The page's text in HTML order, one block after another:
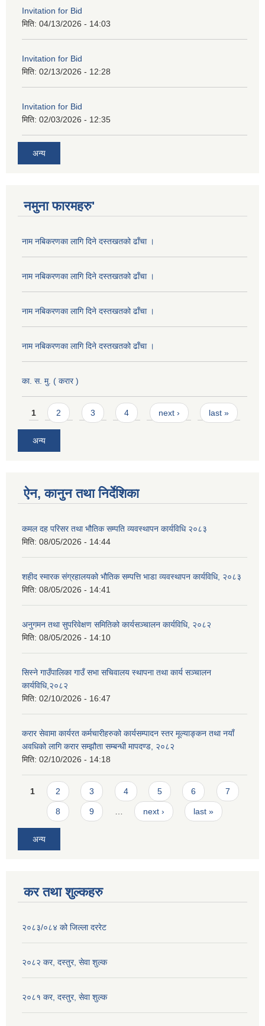
Invitation for Bid
मिति: 04/13/2026 - 14:03
Invitation for Bid
मिति: 02/13/2026 - 12:28
Invitation for Bid
मिति: 02/03/2026 - 12:35
अन्य
नमुना फारमहरु'
नाम नबिकरणका लागि दिने दस्तखतको ढाँचा ।
नाम नबिकरणका लागि दिने दस्तखतको ढाँचा ।
नाम नबिकरणका लागि दिने दस्तखतको ढाँचा ।
नाम नबिकरणका लागि दिने दस्तखतको ढाँचा ।
का. स. मु. ( करार )
Pages
1 2 3 4 next › last »
अन्य
ऐन, कानुन तथा निर्देशिका
कमल दह परिसर तथा भौतिक सम्पति व्यवस्थापन कार्यविधि २०८३
मिति: 08/05/2026 - 14:44
शहीद स्मारक संग्रहालयको भौतिक सम्पत्ति भाडा व्यवस्थापन कार्यविधि, २०८३
मिति: 08/05/2026 - 14:41
अनुगमन तथा सुपरिवेक्षण समितिको कार्यसञ्चालन कार्यविधि, २०८२
मिति: 08/05/2026 - 14:10
सिस्ने गाउँपालिका गाउँ सभा सचिवालय स्थापना तथा कार्य सञ्चालन
कार्यविधि,२०८२
मिति: 02/10/2026 - 16:47
करार सेवामा कार्यरत कर्मचारीहरुको कार्यसम्पादन स्तर मूल्याङ्कन तथा नयाँ
अवधिको लागि करार सम्झौता सम्बन्धी मापदण्ड, २०८२
मिति: 02/10/2026 - 14:18
Pages
1 2 3 4 5 6 7
8 9 … next › last »
अन्य
कर तथा शुल्कहरु
२०८३/०८४ को जिल्ला दररेट
२०८२ कर, दस्तुर, सेवा शुल्क
२०८१ कर, दस्तुर, सेवा शुल्क